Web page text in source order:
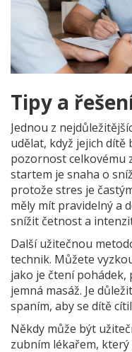
Tipy a
Jednou z
udělat, když jejich
pozornost celkovému
startem je snaha o
protože stres je
měly mít pravidelný a
snížit četnost a
Další užitečnou
technik. Můžete
jako je čtení pohádek,
jemná masáž. Je
spaním, aby se dítě
Někdy může být
zubním lékařem,